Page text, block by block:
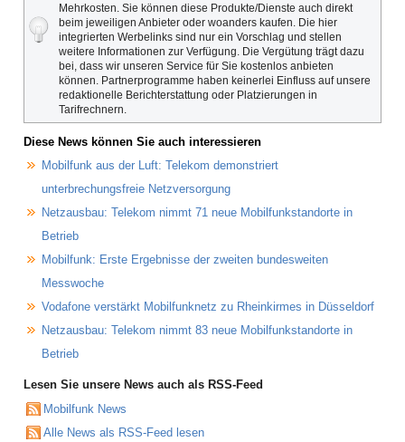
Mehrkosten. Sie können diese Produkte/Dienste auch direkt
beim jeweiligen Anbieter oder woanders kaufen. Die hier
integrierten Werbelinks sind nur ein Vorschlag und stellen
weitere Informationen zur Verfügung. Die Vergütung trägt dazu
bei, dass wir unseren Service für Sie kostenlos anbieten
können. Partnerprogramme haben keinerlei Einfluss auf unsere
redaktionelle Berichterstattung oder Platzierungen in
Tarifrechnern.
Diese News können Sie auch interessieren
Mobilfunk aus der Luft: Telekom demonstriert
unterbrechungsfreie Netzversorgung
Netzausbau: Telekom nimmt 71 neue Mobilfunkstandorte in
Betrieb
Mobilfunk: Erste Ergebnisse der zweiten bundesweiten
Messwoche
Vodafone verstärkt Mobilfunknetz zu Rheinkirmes in Düsseldorf
Netzausbau: Telekom nimmt 83 neue Mobilfunkstandorte in
Betrieb
Lesen Sie unsere News auch als RSS-Feed
Mobilfunk News
Alle News als RSS-Feed lesen